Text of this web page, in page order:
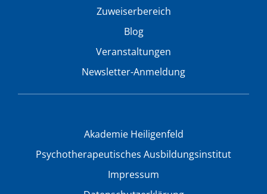
Zuweiserbereich
Blog
Veranstaltungen
Newsletter-Anmeldung
Akademie Heiligenfeld
Psychotherapeutisches Ausbildungsinstitut
Impressum